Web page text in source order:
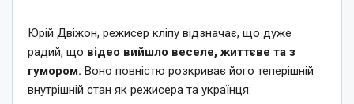
Юрій Двіжон, режисер кліпу відзначає, що дуже
радий, що відео вийшло веселе, життєве та з
гумором. Воно повністю розкриває його теперішній
внутрішній стан як режисера та українця: